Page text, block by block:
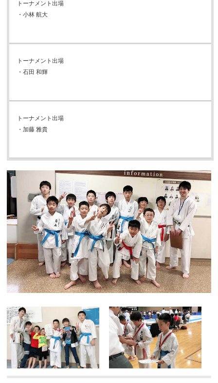
トーナメント出場
・小林 航大
トーナメント出場
・石田 和輝
トーナメント出場
・加藤 雅貴